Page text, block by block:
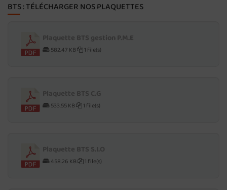
BTS : TÉLÉCHARGER NOS PLAQUETTES
582.47 KB 1 file(s)
533.55 KB 1 file(s)
458.26 KB 1 file(s)